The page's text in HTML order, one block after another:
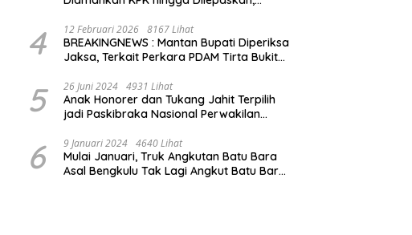
4 12 Februari 2026 8167 Lihat
BREAKINGNEWS : Mantan Bupati Diperiksa
Jaksa, Terkait Perkara PDAM Tirta Bukit
5 26 Juni 2024 4931 Lihat
Anak Honorer dan Tukang Jahit Terpilih
jadi Paskibraka Nasional Perwakilan
6 9 Januari 2024 4640 Lihat
Mulai Januari, Truk Angkutan Batu Bara
Asal Bengkulu Tak Lagi Angkut Batu Bara